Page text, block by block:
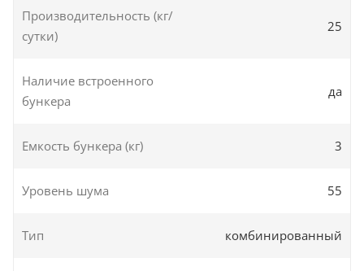
Производительность (кг/
сутки)
25
Наличие встроенного
бункера
да
Емкость бункера (кг) 3
Уровень шума 55
Тип комбинированный